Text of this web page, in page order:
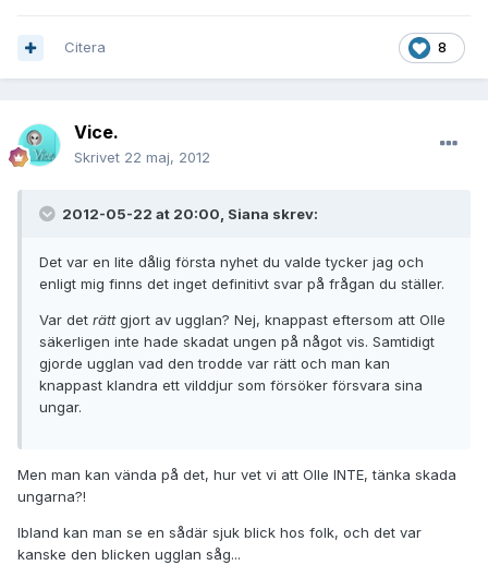
8
Citera
Vice.
Skrivet 22 maj, 2012
2012-05-22 at 20:00, Siana skrev:
Det var en lite dålig första nyhet du valde tycker jag och
enligt mig finns det inget definitivt svar på frågan du ställer.
Var det rättgjort av ugglan? Nej, knappast eftersom att Olle
säkerligen inte hade skadat ungen på något vis. Samtidigt
gjorde ugglan vad den trodde var rätt och man kan
knappast klandra ett vilddjur som försöker försvara sina
ungar.
Men man kan vända på det, hur vet vi att Olle INTE, tänka skada
ungarna?!
Ibland kan man se en sådär sjuk blick hos folk, och det var
kanske den blicken ugglan såg...